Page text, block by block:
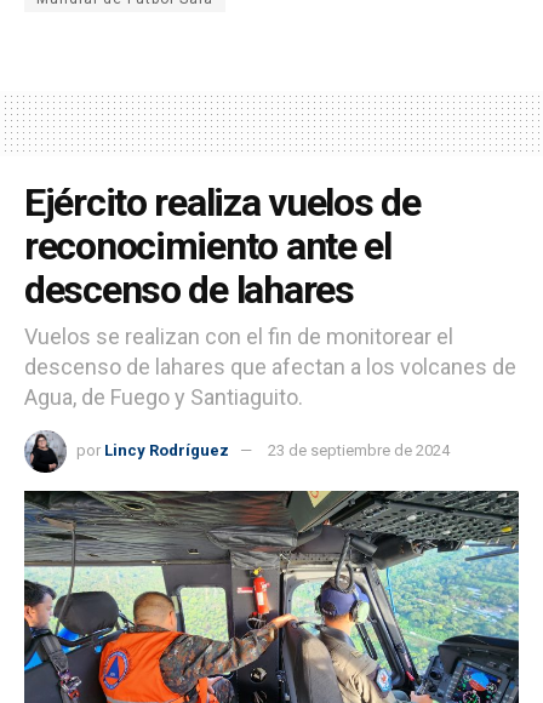
Ejército realiza vuelos de
reconocimiento ante el
descenso de lahares
Vuelos se realizan con el fin de monitorear el
descenso de lahares que afectan a los volcanes de
Agua, de Fuego y Santiaguito.
por Lincy Rodríguez 23 de septiembre de 2024